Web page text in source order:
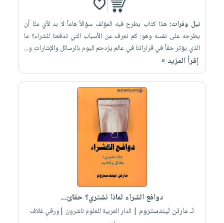
نيل وفرات: هذا كتاب يطرح فيه المؤلف سؤالاً هاماً لا بد لأي منّا أن
يطرحه على نفسه وهو: كم نعرف عن الأسباب التي تدفعنا للشراء؟ ما
الذي يؤثر حقاً في قراراتنا في عالم يزدحم اليوم بالرسائل والإشارات و...
إقرأ المزيد »
دوافع الشراء لماذا نشتري؟ حقائ...
لـ مارتن ليندستروم | الدار العربية للعلوم ناشرون |ورقي غلاف